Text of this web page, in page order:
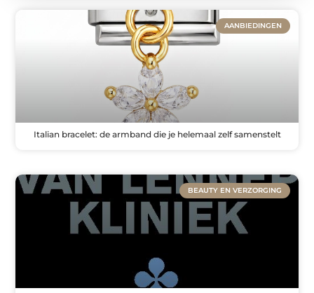
AANBIEDINGEN
Italian bracelet: de armband die je helemaal zelf samenstelt
BEAUTY EN VERZORGING